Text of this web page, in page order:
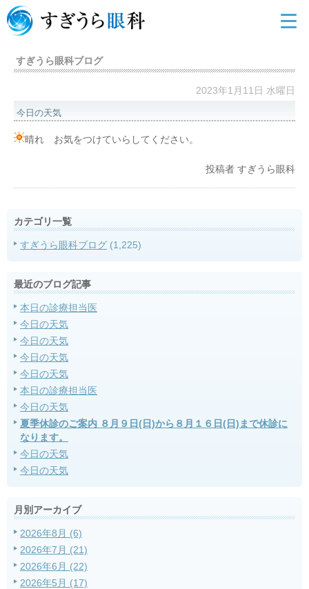
すぎうら眼科ブログ
2023年1月11日 水曜日
今日の天気
晴れ お気をつけていらしてください。
投稿者 すぎうら眼科
カテゴリ一覧
すぎうら眼科ブログ (1,225)
最近のブログ記事
本日の診療担当医
今日の天気
今日の天気
今日の天気
今日の天気
本日の診療担当医
今日の天気
夏季休診のご案内 ８月９日(日)から８月１６日(日)まで休診に
なります。
今日の天気
今日の天気
月別アーカイブ
2026年8月 (6)
2026年7月 (21)
2026年6月 (22)
2026年5月 (17)